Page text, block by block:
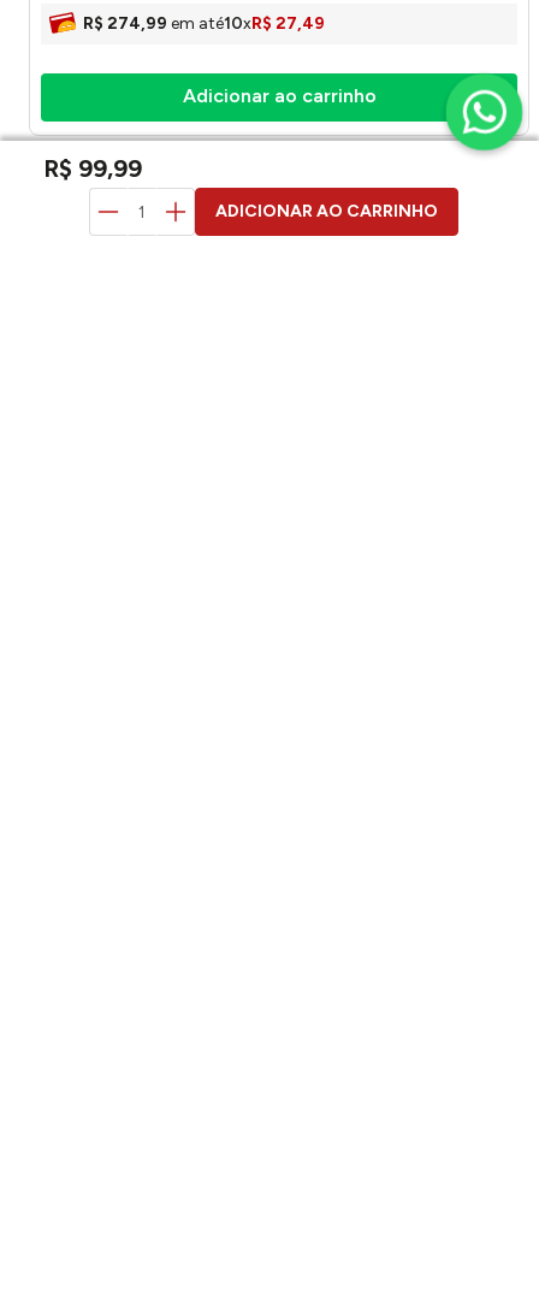
R$ 99,99
ADICIONAR AO CARRINHO
R$ 274,99 em até10xR$ 27,49
Adicionar ao carrinho
duvidas? pergunte aqui